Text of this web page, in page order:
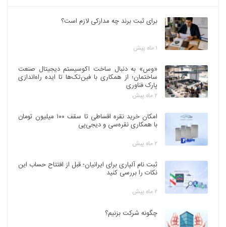
برای ثبت برند چه مدارکی لازم است؟
۱ ماه پیش
«وس» به دنبال ساخت اکوسیستم دیجیتال صنعت
ساختمان؛ از همکاری با فین‌تک‌ها تا ایده راه‌اندازی
پارک فناوری
۲ ماه پیش
امکان خرید نقره اقساطی تا سقف ۱۰۰ میلیون تومان
با همکاری نقره‌سی و دیجی‌پی
۲ ماه پیش
ثبت نام آلپاری برای ایرانیان؛ قبل از افتتاح حساب این
نکات را بررسی کنید
۲ ماه پیش
چگونه شرکت بزنیم؟